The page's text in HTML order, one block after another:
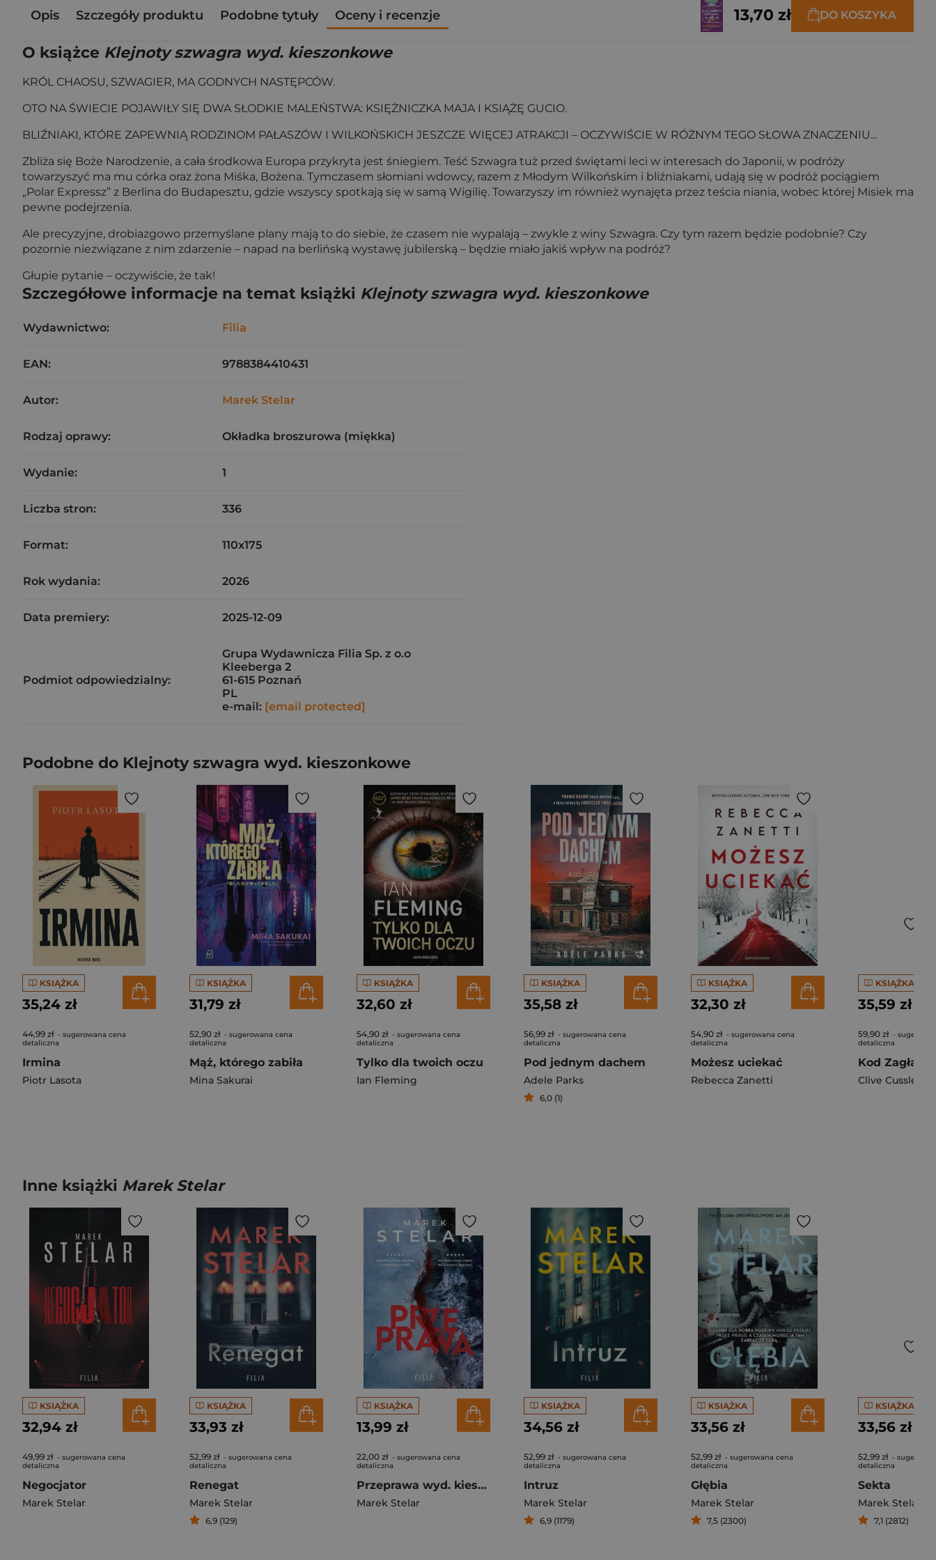
Opis Szczegóły produktu Podobne tytuły Oceny i recenzje 13,70 zł DO KOSZYKA
O książce Klejnoty szwagra wyd. kieszonkowe
KRÓL CHAOSU, SZWAGIER, MA GODNYCH NASTĘPCÓW.
OTO NA ŚWIECIE POJAWIŁY SIĘ DWA SŁODKIE MALEŃSTWA: KSIĘŻNICZKA MAJA I KSIĄŻĘ GUCIO.
BLIŹNIAKI, KTÓRE ZAPEWNIĄ RODZINOM PAŁASZÓW I WILKOŃSKICH JESZCZE WIĘCEJ ATRAKCJI – OCZYWIŚCIE W RÓŻNYM TEGO SŁOWA ZNACZENIU...
Zbliża się Boże Narodzenie, a cała środkowa Europa przykryta jest śniegiem. Teść Szwagra tuż przed świętami leci w interesach do Japonii, w podróży
towarzyszyć ma mu córka oraz żona Miśka, Bożena. Tymczasem słomiani wdowcy, razem z Młodym Wilkońskim i bliźniakami, udają się w podróż pociągiem
„Polar Expressz” z Berlina do Budapesztu, gdzie wszyscy spotkają się w samą Wigilię. Towarzyszy im również wynajęta przez teścia niania, wobec której Misiek ma
pewne podejrzenia.
Ale precyzyjne, drobiazgowo przemyślane plany mają to do siebie, że czasem nie wypalają – zwykle z winy Szwagra. Czy tym razem będzie podobnie? Czy
pozornie niezwiązane z nim zdarzenie – napad na berlińską wystawę jubilerską – będzie miało jakiś wpływ na podróż?
Głupie pytanie – oczywiście, że tak!
Szczegółowe informacje na temat książki Klejnoty szwagra wyd. kieszonkowe
Wydawnictwo: Filia
EAN: 9788384410431
Autor: Marek Stelar
Rodzaj oprawy: Okładka broszurowa (miękka)
Wydanie: 1
Liczba stron: 336
Format: 110x175
Rok wydania: 2026
Data premiery: 2025-12-09
Podmiot odpowiedzialny:
Grupa Wydawnicza Filia Sp. z o.o
Kleeberga 2
61-615 Poznań
PL
e-mail: [email protected]
Podobne do Klejnoty szwagra wyd. kieszonkowe
KSIĄŻKA
35,24 zł
44,99 zł - sugerowana cena
detaliczna
Irmina
Piotr Lasota
KSIĄŻKA
31,79 zł
52,90 zł - sugerowana cena
detaliczna
Mąż, którego zabiła
Mina Sakurai
KSIĄŻKA
32,60 zł
54,90 zł - sugerowana cena
detaliczna
Tylko dla twoich oczu
Ian Fleming
KSIĄŻKA
35,58 zł
56,99 zł - sugerowana cena
detaliczna
Pod jednym dachem
Adele Parks
6,0 (1)
KSIĄŻKA
32,30 zł
54,90 zł - sugerowana cena
detaliczna
Możesz uciekać
Rebecca Zanetti
KSIĄŻKA
35,59 zł
59,90 zł -
detaliczna
Kod Zagłady
Clive Cussler
Inne książki Marek Stelar
KSIĄŻKA
32,94 zł
49,99 zł - sugerowana cena
detaliczna
Negocjator
Marek Stelar
KSIĄŻKA
33,93 zł
52,99 zł - sugerowana cena
detaliczna
Renegat
Marek Stelar
6,9 (129)
KSIĄŻKA
13,99 zł
22,00 zł - sugerowana cena
detaliczna
Przeprawa wyd. kieszonkowe
Marek Stelar
KSIĄŻKA
34,56 zł
52,99 zł - sugerowana cena
detaliczna
Intruz
Marek Stelar
6,9 (1179)
KSIĄŻKA
33,56 zł
52,99 zł - sugerowana cena
detaliczna
Głębia
Marek Stelar
7,5 (2300)
KSIĄŻKA
33,56 zł
52,99 zł -
detaliczna
Sekta
Marek Stelar
7,1 (2812)